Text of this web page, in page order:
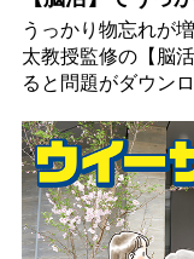
うっかり物忘れが
太教授監修の【脳
ると問題がダウン